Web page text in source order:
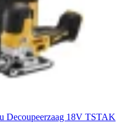
Decoupeerzaag 18V TSTAK